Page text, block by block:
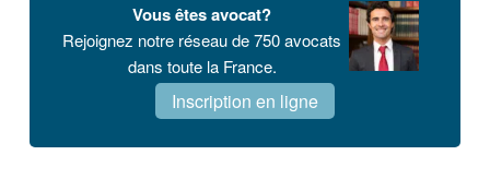
Vous êtes avocat?
Rejoignez notre réseau de 750 avocats
dans toute la France.
Inscription en ligne